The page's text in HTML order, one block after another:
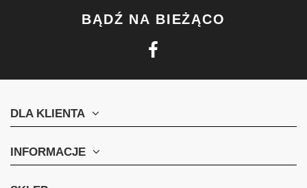
BĄDŹ NA BIEŻĄCO
DLA KLIENTA
INFORMACJE